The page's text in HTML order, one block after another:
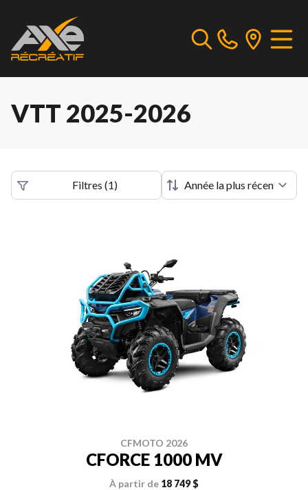
VTT 2025-2026
Filtres (1)
CFMOTO 2026
CFORCE 1000 MV
À partir de 18 749 $